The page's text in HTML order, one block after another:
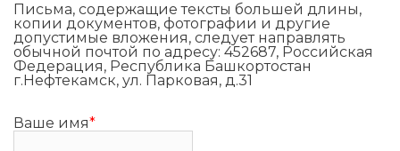
Письма, содержащие тексты большей длины,
копии документов, фотографии и другие
допустимые вложения, следует направлять
обычной почтой по адресу: 452687, Российская
Федерация, Республика Башкортостан
г.Нефтекамск, ул. Парковая, д.31
Ваше имя*